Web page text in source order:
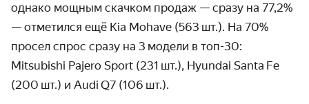
однако мощным скачком продаж — сразу на 77,2%
— отметился ещё Kia Mohave (563 шт.). На 70%
просел спрос сразу на 3 модели в топ-30:
Mitsubishi Pajero Sport (231 шт.), Hyundai Santa Fe
(200 шт.) и Audi Q7 (106 шт.).